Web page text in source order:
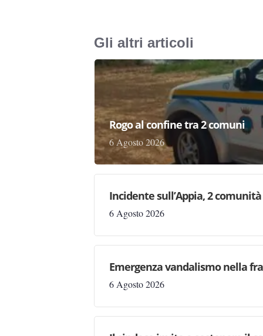
Gli altri articoli
Rogo al confine tra 2 comuni
6 Agosto 2026
Incidente sull’Appia, 2
6 Agosto 2026
Emergenza vandalismo nella
6 Agosto 2026